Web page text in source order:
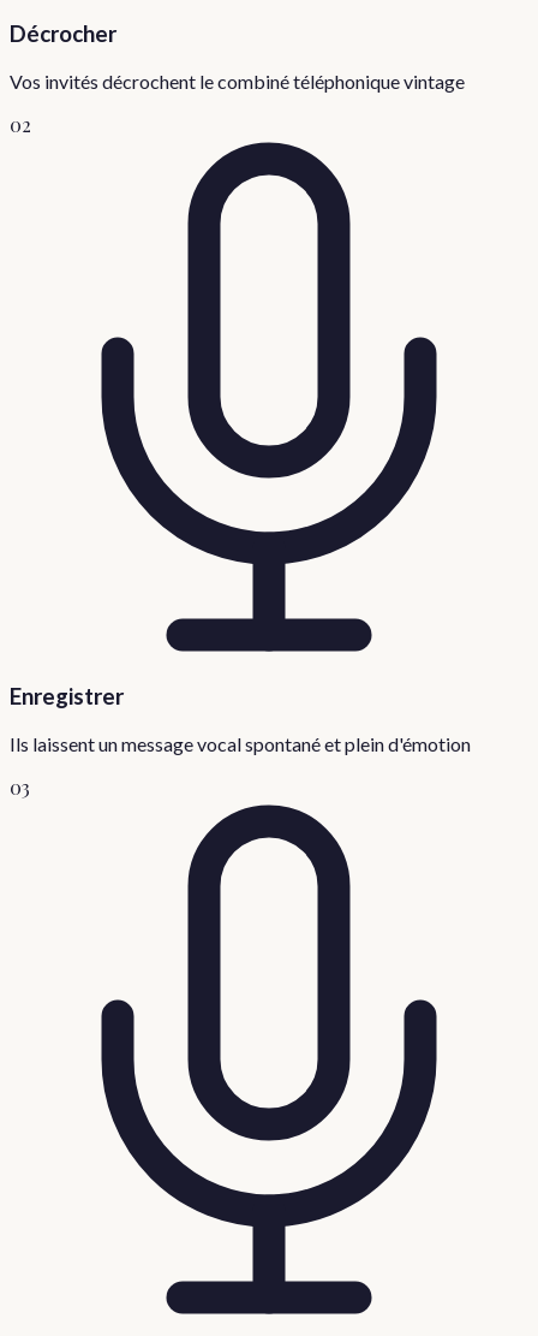
Décrocher
Vos invités décrochent le combiné téléphonique vintage
02
Enregistrer
Ils laissent un message vocal spontané et plein d'émotion
03